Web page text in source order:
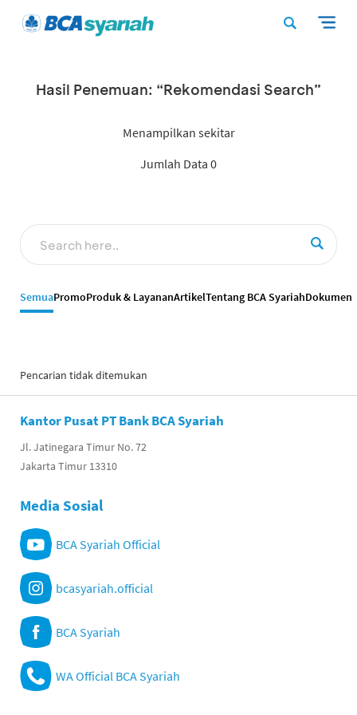
Hasil Penemuan: “Rekomendasi Search”
Menampilkan sekitar
Jumlah Data 0
SemuaPromoProduk & LayananArtikelTentang BCA SyariahDokumen
Pencarian tidak ditemukan
Kantor Pusat PT Bank BCA Syariah
Jl. Jatinegara Timur No. 72
Jakarta Timur 13310
Media Sosial
BCA Syariah Official
bcasyariah.official
BCA Syariah
WA Official BCA Syariah